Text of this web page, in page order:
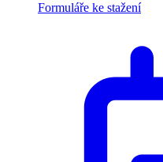
Formuláře ke stažení